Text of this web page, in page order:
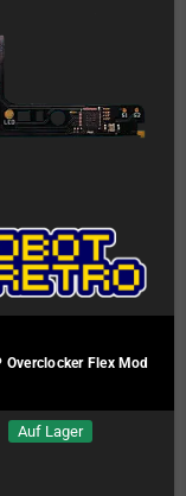
Overclocker Flex Mod
Auf Lager